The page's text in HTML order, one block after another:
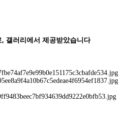
갤러리에서 제공받았습니다